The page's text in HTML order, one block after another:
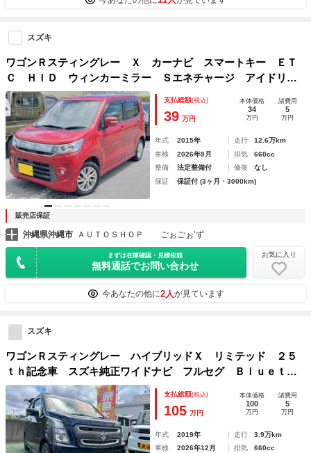
スズキ
ワゴンＲスティングレー Ｘ カーナビ スマートキー ＥＴ
Ｃ ＨＩＤ ウィンカーミラー Ｓエネチャージ アイドリン
グストップ
支払総額(税込)
39 万円
本体価格
34
万円
諸費用
5
万円
年式 2015年 走行
12.6万km
車検
2026年9月 排気
660cc
整備
法定整備付 修復
なし
保証
保証付 (3ヶ月・3000km)
販売店保証
沖縄県沖縄市 ＡＵＴＯＳＨＯＰ ごぉごぉ’ず
まずは在庫確認・見積依頼
無料通話でお問い合わせ
お気に入り
今あなたの他に2人が見ています
スズキ
ワゴンＲスティングレー ハイブリッドＸ リミテッド ２５
ｔｈ記念車 スズキ純正ワイドナビ フルセグ Ｂｌｕｅｔｏ
ｏｔｈ ＤＶＤ バックモニター スズキ純正アルミホイー
ル ヘッドライトＬＥＤ フォグランプＬＥＤ ドライブレコ
ーダー
支払総額(税込)
105 万円
本体価格
100
万円
諸費用
5
万円
年式 2019年 走行
3.9万km
車検
2026年12月 排気
660cc